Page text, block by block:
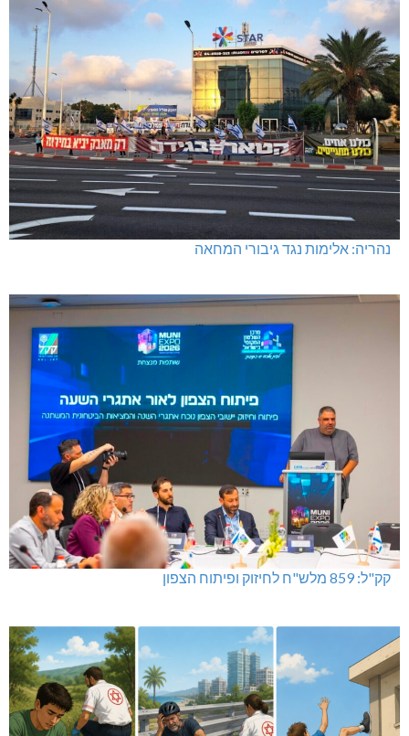
נהריה: אלימות נגד גיבורי המחאה
קק"ל: 859 מלש"ח לחיזוק ופיתוח הצפון